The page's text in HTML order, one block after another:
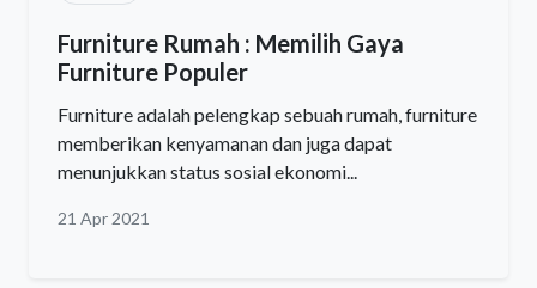
Furniture Rumah : Memilih Gaya
Furniture Populer
Furniture adalah pelengkap sebuah rumah, furniture
memberikan kenyamanan dan juga dapat
menunjukkan status sosial ekonomi...
21 Apr 2021